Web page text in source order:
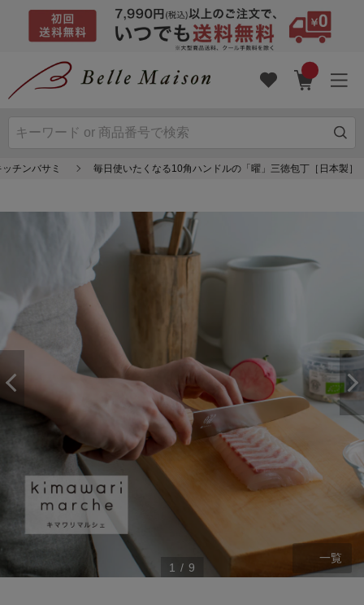
チンバサミ 毎日使いたくなる10角ハンドルの「曜」三徳包丁［日本製］
1 / 9
一覧
ステージが上がれば送料無料・返品引取無料！